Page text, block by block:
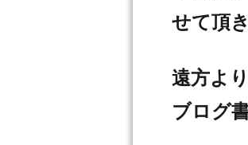
せて頂
遠方よ
ブログ